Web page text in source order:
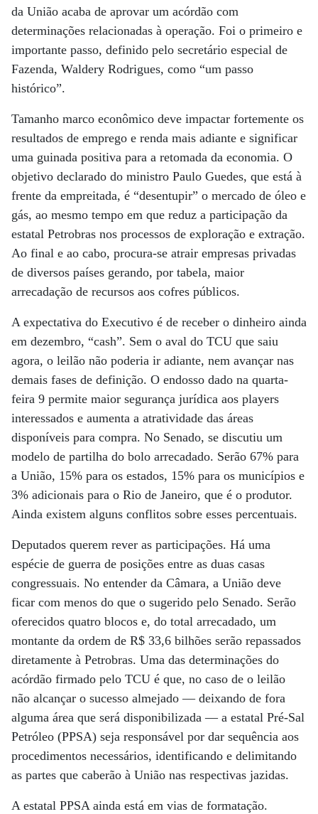
da União acaba de aprovar um acórdão com
determinações relacionadas à operação. Foi o primeiro e
importante passo, definido pelo secretário especial de
Fazenda, Waldery Rodrigues, como “um passo
histórico”.
Tamanho marco econômico deve impactar fortemente os
resultados de emprego e renda mais adiante e significar
uma guinada positiva para a retomada da economia. O
objetivo declarado do ministro Paulo Guedes, que está à
frente da empreitada, é “desentupir” o mercado de óleo e
gás, ao mesmo tempo em que reduz a participação da
estatal Petrobras nos processos de exploração e extração.
Ao final e ao cabo, procura-se atrair empresas privadas
de diversos países gerando, por tabela, maior
arrecadação de recursos aos cofres públicos.
A expectativa do Executivo é de receber o dinheiro ainda
em dezembro, “cash”. Sem o aval do TCU que saiu
agora, o leilão não poderia ir adiante, nem avançar nas
demais fases de definição. O endosso dado na quarta-
feira 9 permite maior segurança jurídica aos players
interessados e aumenta a atratividade das áreas
disponíveis para compra. No Senado, se discutiu um
modelo de partilha do bolo arrecadado. Serão 67% para
a União, 15% para os estados, 15% para os municípios e
3% adicionais para o Rio de Janeiro, que é o produtor.
Ainda existem alguns conflitos sobre esses percentuais.
Deputados querem rever as participações. Há uma
espécie de guerra de posições entre as duas casas
congressuais. No entender da Câmara, a União deve
ficar com menos do que o sugerido pelo Senado. Serão
oferecidos quatro blocos e, do total arrecadado, um
montante da ordem de R$ 33,6 bilhões serão repassados
diretamente à Petrobras. Uma das determinações do
acórdão firmado pelo TCU é que, no caso de o leilão
não alcançar o sucesso almejado — deixando de fora
alguma área que será disponibilizada — a estatal Pré-Sal
Petróleo (PPSA) seja responsável por dar sequência aos
procedimentos necessários, identificando e delimitando
as partes que caberão à União nas respectivas jazidas.
A estatal PPSA ainda está em vias de formatação.